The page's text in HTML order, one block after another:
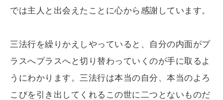
では主人と出会えたことに心から感謝しています。
三法行を繰りかえしやっていると、自分の内面がプ
ラスへプラスへと切り替わっていくのが手に取るよ
うにわかります。三法行は本当の自分、本当のよろ
こびを引き出してくれるこの世に二つとないものだ